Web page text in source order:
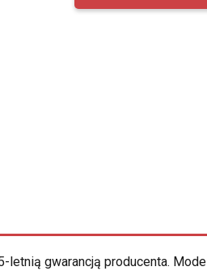
letnią gwarancją producenta. Model